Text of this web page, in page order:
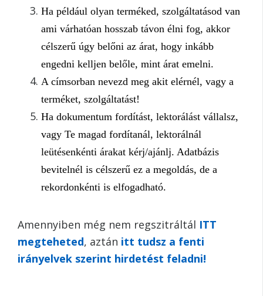
Ha például olyan terméked, szolgáltatásod van
ami várhatóan hosszab távon élni fog, akkor
célszerű úgy belőni az árat, hogy inkább
engedni kelljen belőle, mint árat emelni.
A címsorban nevezd meg akit elérnél, vagy a
terméket, szolgáltatást!
Ha dokumentum fordítást, lektorálást vállalsz,
vagy Te magad fordítanál, lektorálnál
leütésenkénti árakat kérj/ajánlj. Adatbázis
bevitelnél is célszerű ez a megoldás, de a
rekordonkénti is elfogadható.
Amennyiben még nem regszitráltál ITT
megteheted, aztán itt tudsz a fenti
irányelvek szerint hirdetést feladni!